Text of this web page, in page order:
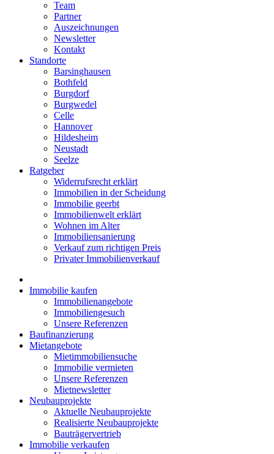
Team
Partner
Auszeichnungen
Newsletter
Kontakt
Standorte
Barsinghausen
Bothfeld
Burgdorf
Burgwedel
Celle
Hannover
Hildesheim
Neustadt
Seelze
Ratgeber
Widerrufsrecht erklärt
Immobilien in der Scheidung
Immobilie geerbt
Immobilienwelt erklärt
Wohnen im Alter
Immobiliensanierung
Verkauf zum richtigen Preis
Privater Immobilienverkauf
Immobilie kaufen
Immobilienangebote
Immobiliengesuch
Unsere Referenzen
Baufinanzierung
Mietangebote
Mietimmobiliensuche
Immobilie vermieten
Unsere Referenzen
Mietnewsletter
Neubauprojekte
Aktuelle Neubauprojekte
Realisierte Neubauprojekte
Bauträgervertrieb
Immobilie verkaufen